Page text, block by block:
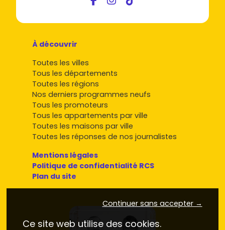
À découvrir
Toutes les villes
Tous les départements
Toutes les régions
Nos derniers programmes neufs
Tous les promoteurs
Tous les appartements par ville
Toutes les maisons par ville
Toutes les réponses de nos journalistes
Mentions légales
Politique de confidentialité RCS
Plan du site
Continuer sans accepter →
Ce site web utilise des cookies.